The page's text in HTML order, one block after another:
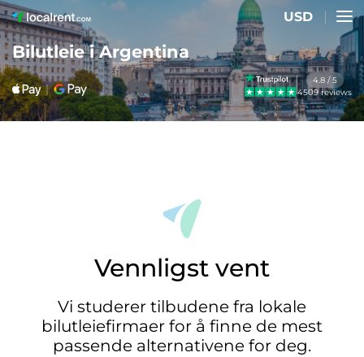
USD
Bilutleie i Argentina
4.8 / 5
4509 reviews
Vennligst vent
Vi studerer tilbudene fra lokale
bilutleiefirmaer for å finne de mest
passende alternativene for deg.